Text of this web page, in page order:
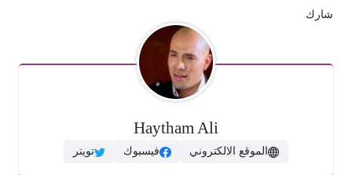
شارك
Haytham Ali
الموقع الالكتروني فيسبوك تويتر